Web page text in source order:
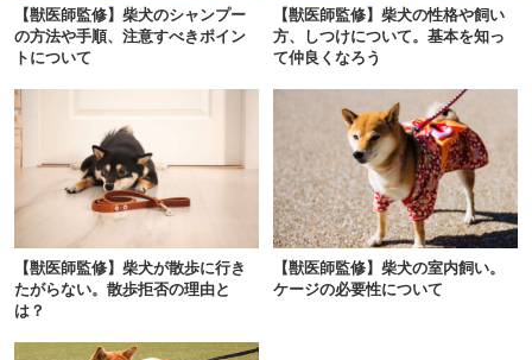
【獣医師監修】柴犬のシャンプー
の方法や手順、注意すべきポイン
トについて
【獣医師監修】柴犬の性格や飼い
方、しつけについて。基本を知っ
て仲良くなろう
【獣医師監修】柴犬が散歩に行き
たがらない。散歩拒否の理由と
は？
【獣医師監修】柴犬の室内飼い。
ケージの必要性について
閉じる
pecodogs